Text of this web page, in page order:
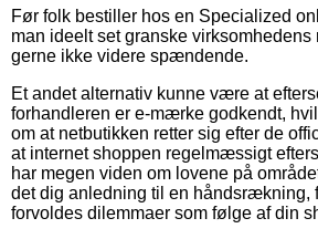
Før folk bestiller hos en Specialized
man ideelt set granske virksomhedens
gerne ikke videre spændende.
Et andet alternativ kunne være at
forhandleren er e-mærke godkendt,
om at netbutikken retter sig efter de
at internet shoppen regelmæssigt
har megen viden om lovene på
det dig anledning til en håndsrækning,
forvoldes dilemmaer som følge af din